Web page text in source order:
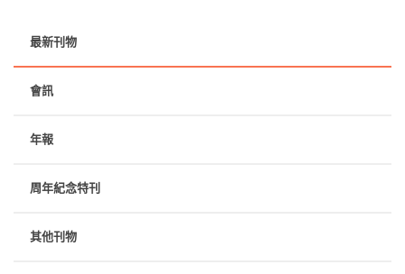
最新刊物
會訊
年報
周年紀念特刊
其他刊物